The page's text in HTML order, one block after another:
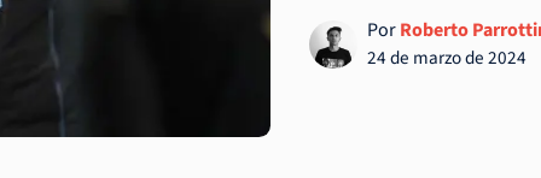
PorRoberto
24 de marzo de 2024